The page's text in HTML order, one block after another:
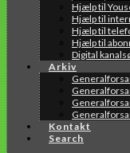
Hjælp til
Hjælp til
Hjælp til
Hjælp til
Digital
Arkiv
Kontakt
Search